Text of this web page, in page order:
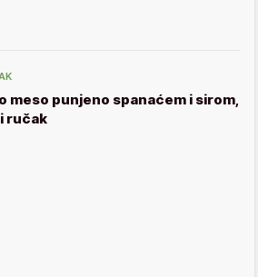
meso punjeno spanaćem i sirom,
ručak